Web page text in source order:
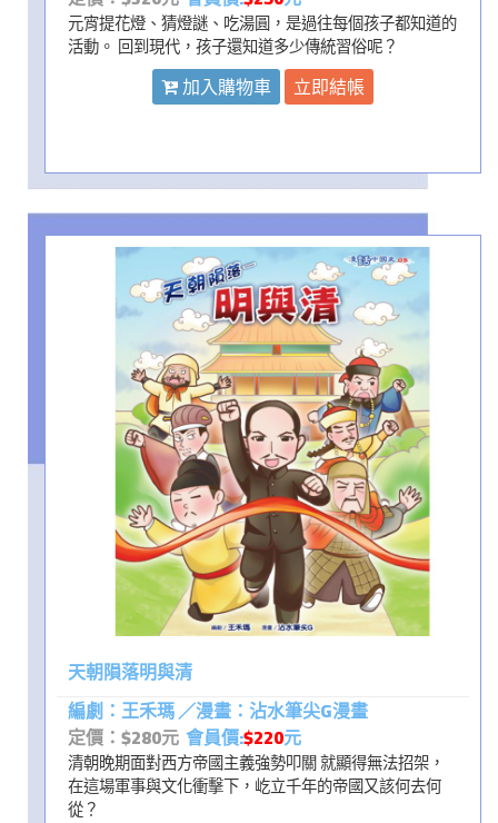
元宵提花燈、猜燈謎、吃湯圓，是過往每個孩子都知道的
活動。 回到現代，孩子還知道多少傳統習俗呢？
加入購物車 立即結帳
天朝隕落明與清
編劇：王禾瑪 ／漫畫：沾水筆尖G漫畫
定價：$280元 會員價:$220元
清朝晚期面對西方帝國主義強勢叩關 就顯得無法招架，
在這場軍事與文化衝擊下，屹立千年的帝國又該何去何
從？